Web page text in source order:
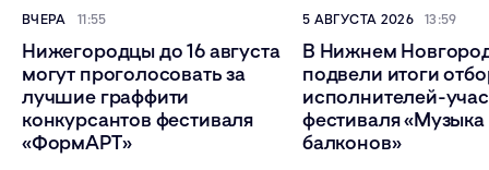
Нижегородцы до 16 августа
могут проголосовать за
лучшие граффити
конкурсантов фестиваля
«ФормАРТ»
ВЧЕРА 11:55
В Нижнем
подвели итоги
исполнителей-
фестиваля «Музыка
балконов»
5 АВГУСТА 2026 13:59